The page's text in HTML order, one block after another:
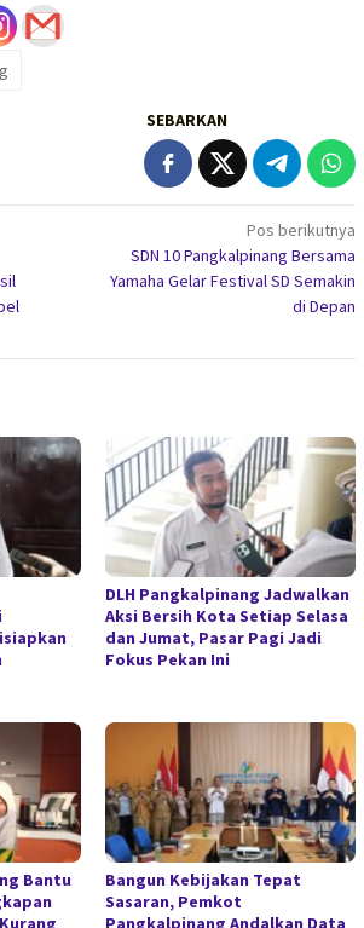
SEBARKAN
Pos berikutnya
SDN 10 Pangkalpinang Bersama
Yamaha Gelar Festival SD Semakin
di Depan
DLH Pangkalpinang Jadwalkan
Aksi Bersih Kota Setiap Selasa
dan Jumat, Pasar Pagi Jadi
Fokus Pekan Ini
Bantu
Bangun Kebijakan Tepat
Sasaran, Pemkot
Pangkalpinang Andalkan Data